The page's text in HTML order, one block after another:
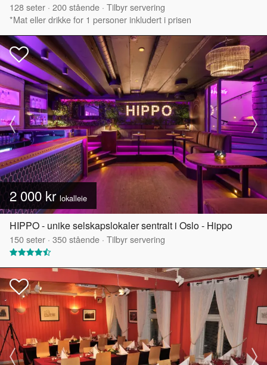
128seter · 200stående · Tilbyr servering
*Mat eller drikke for 1 personer inkludert i prisen
2 000 kr lokalleie
HIPPO - unike selskapslokaler sentralt i Oslo - Hippo
150seter · 350stående · Tilbyr servering